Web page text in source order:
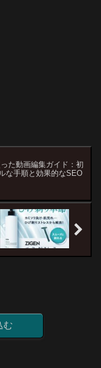
た動画編集ガイド：初
な手順と効果的なSEO
む